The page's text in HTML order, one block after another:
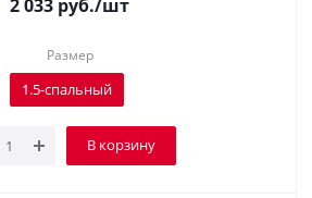
2 033 руб./шт
Размер
1.5-спальный
В корзину